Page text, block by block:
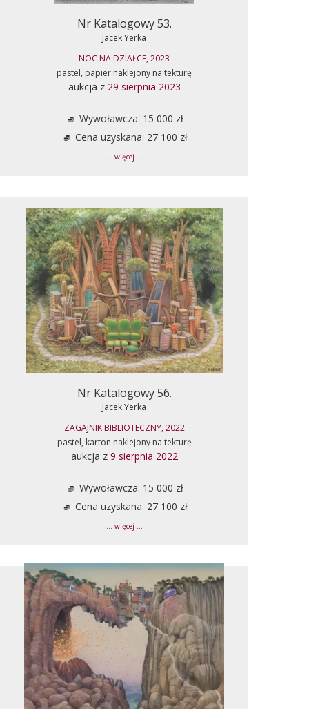
Nr Katalogowy 53.
Jacek Yerka
NOC NA DZIAŁCE, 2023
pastel, papier naklejony na tekturę
aukcja z 29 sierpnia 2023
Wywoławcza: 15 000 zł
Cena uzyskana: 27 100 zł
... więcej ...
Nr Katalogowy 56.
Jacek Yerka
ZAGAJNIK BIBLIOTECZNY, 2022
pastel, karton naklejony na tekturę
aukcja z 9 sierpnia 2022
Wywoławcza: 15 000 zł
Cena uzyskana: 27 100 zł
... więcej ...